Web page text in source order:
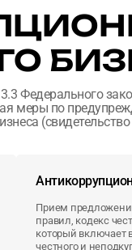
Федерального
меры по
Прием
правил, кодекс
который включает
честного и